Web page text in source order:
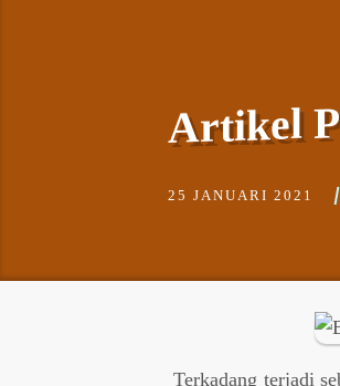
Artikel
25 JANUARI 2021
Terkadang terjadi